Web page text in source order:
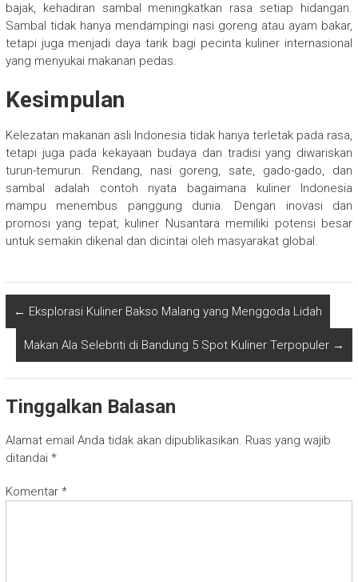
bajak, kehadiran sambal meningkatkan rasa setiap hidangan.
Sambal tidak hanya mendampingi nasi goreng atau ayam bakar,
tetapi juga menjadi daya tarik bagi pecinta kuliner internasional
yang menyukai makanan pedas.
Kesimpulan
Kelezatan makanan asli Indonesia tidak hanya terletak pada rasa,
tetapi juga pada kekayaan budaya dan tradisi yang diwariskan
turun-temurun. Rendang, nasi goreng, sate, gado-gado, dan
sambal adalah contoh nyata bagaimana kuliner Indonesia
mampu menembus panggung dunia. Dengan inovasi dan
promosi yang tepat, kuliner Nusantara memiliki potensi besar
untuk semakin dikenal dan dicintai oleh masyarakat global.
← Eksplorasi Kuliner Bakso Malang yang Menggoda Lidah
Makan Ala Selebriti di Bandung 5 Spot Kuliner Terpopuler →
Tinggalkan Balasan
Alamat email Anda tidak akan dipublikasikan. Ruas yang wajib
ditandai *
Komentar *